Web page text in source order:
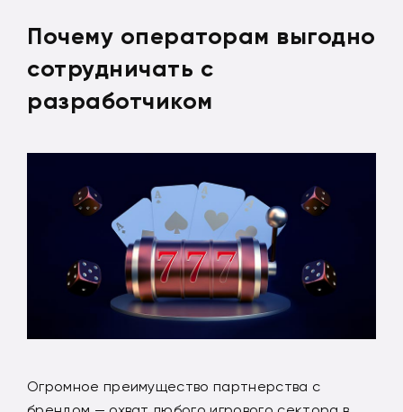
Почему операторам выгодно
сотрудничать с
разработчиком
Огромное преимущество партнерства с